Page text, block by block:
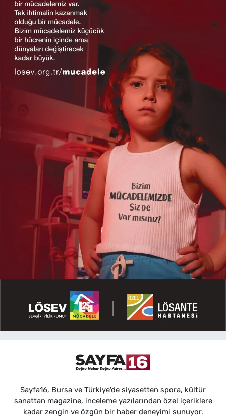
Sayfa16, Bursa ve Türkiye'de siyasetten spora, kültür
sanattan magazine, inceleme yazılarından özel içeriklere
kadar zengin ve özgün bir haber deneyimi sunuyor.